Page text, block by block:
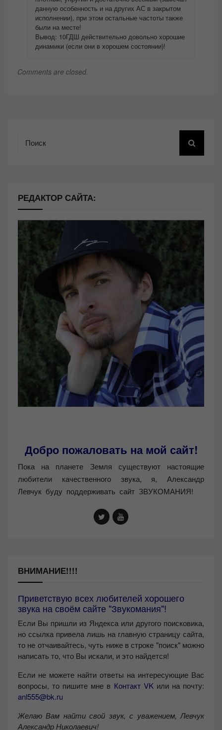
данную особенность и на других АС в закрытом
исполнении), при этом остальные частоты также
были на месте!
Вывод: 10ГДШ действительно довольно хорошие
динамики (если они в хорошем состоянии)!
Comments are closed.
РЕДАКТОР САЙТА:
Добро пожаловать на мой сайт!
Пока на планете Земля существуют настоящие
любители качественного звука, я, Александр
Левчук буду поддерживать сайт ЗВУКОМАНИЯ!
ВНИМАНИЕ!!!!
Приветствую всех любителей хорошего
звука на своём сайте "Звукомания"!
Если Вы пришли из Яндекса или другого поисковика,
но ссылка привела лишь на главную страницу сайта,
то не отчаивайтесь, чуть ниже в строке "поиск" можно
написать то, что Вы искали, и это найдется!
Если не можете найти ответы на интересующие Вас
вопросы, то пишите мне в Контакт VKили на почту:
anl555@bk.ru
Желаю Вам найти свой звук, с уважением, Левчук
Александр Николаевич!